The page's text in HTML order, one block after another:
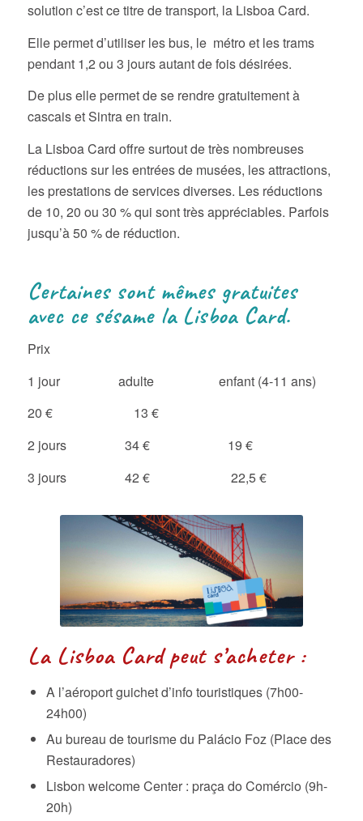
solution c’est ce titre de transport, la Lisboa Card.
Elle permet d’utiliser les bus, le métro et les trams
pendant 1,2 ou 3 jours autant de fois désirées.
De plus elle permet de se rendre gratuitement à
cascais et Sintra en train.
La Lisboa Card offre surtout de très nombreuses
réductions sur les entrées de musées, les attractions,
les prestations de services diverses. Les réductions
de 10, 20 ou 30 % qui sont très appréciables. Parfois
jusqu’à 50 % de réduction.
Certaines sont mêmes gratuites
avec ce sésame la Lisboa Card.
Prix
1 jour adulte enfant (4-11 ans)
20 € 13 €
2 jours 34 € 19 €
3 jours 42 € 22,5 €
La Lisboa Card peut s’acheter :
A l’aéroport guichet d’info touristiques (7h00-
24h00)
Au bureau de tourisme du Palácio Foz (Place des
Restauradores)
Lisbon welcome Center : praça do Comércio (9h-
20h)